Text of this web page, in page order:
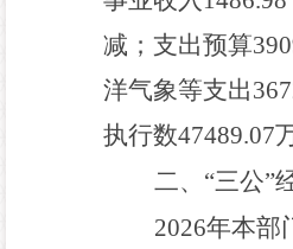
减；支出预算
洋气象等支出
执行数47489.07
二、 “三公”
2026年本部